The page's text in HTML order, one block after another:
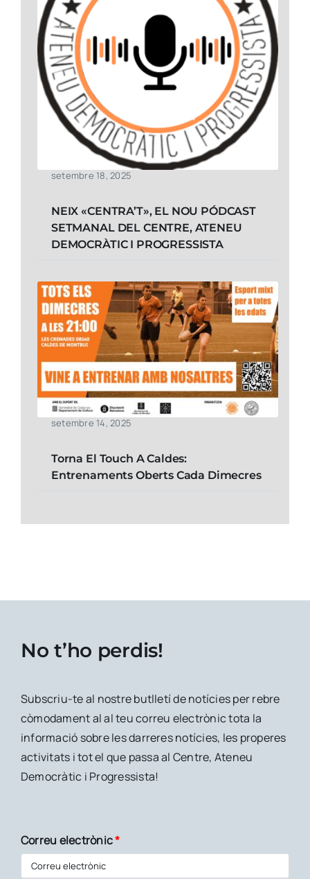
setembre 18, 2025
NEIX «CENTRA’T», EL NOU PÓDCAST
SETMANAL DEL CENTRE, ATENEU
DEMOCRÀTIC I PROGRESSISTA
setembre 14, 2025
Torna El Touch A Caldes:
Entrenaments Oberts Cada Dimecres
No t’ho perdis!
Subscriu-te al nostre butlletí de notícies per rebre
còmodament al al teu correu electrònic tota la
informació sobre les darreres notícies, les properes
activitats i tot el que passa al Centre, Ateneu
Democràtic i Progressista!
Correu electrònic*